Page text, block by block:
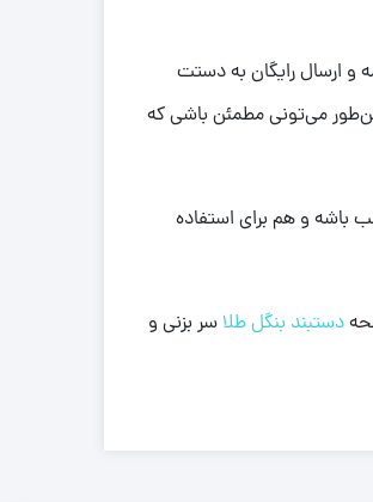
و ارسال رایگان به دستت
می‌تونی مطمئن باشی که
باشه و هم برای استفاده
دستبند بنگل طلا سر بزنی و